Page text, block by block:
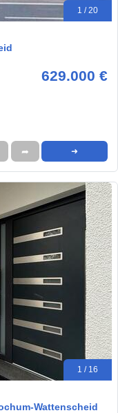
1 / 20
629.000 €
➦ ➜
1 / 16
Wattenscheid